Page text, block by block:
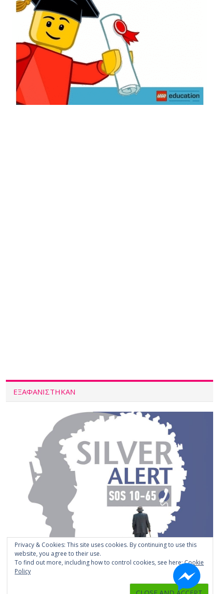
ΕΞΑΦΑΝΙΣΤΗΚΑΝ
Privacy & Cookies: This site uses cookies. By continuing to use this
website, you agree to their use.
To find out more, including how to control cookies, see here:Cookie
Policy